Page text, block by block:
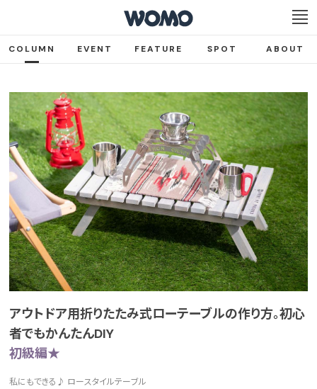
COLUMN EVENT FEATURE SPOT ABOUT
アウトドア用折りたたみ式ローテーブルの作り方。初心
者でもかんたんDIY
初級編★
私にもできる♪ ロースタイルテーブル